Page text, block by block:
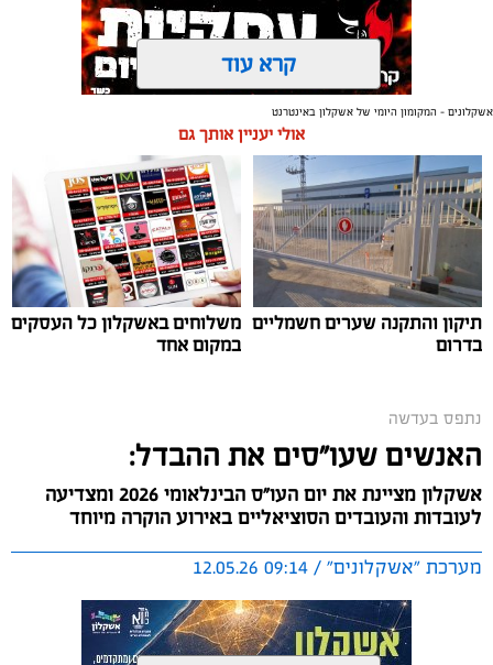
תגים: תערוכה אמנים צליל וצבע
בערב שלישי (12.5.26), הושקה תערוכת 'צליל וצבע'
המסורתית במוזיאון החאן עם יצירותיו המיוחדות של האמן,
תושב אשקלון, אילן ביטון.
צילום: אלדד עובדיה
קרא עוד
אשקלונים - המקומון היומי של אשקלון באינטרנט
אולי יעניין אותך גם
תיקון והתקנה שערים חשמליים
בדרום
משלוחים באשקלון כל העסקים
במקום אחד
נתפס בעדשה
האנשים שעו"סים את ההבדל:
אשקלון מציינת את יום העו"ס הבינלאומי 2026 ומצדיעה
לעובדות והעובדים הסוציאליים באירוע הוקרה מיוחד
מערכת "אשקלונים" / 09:14 12.05.26